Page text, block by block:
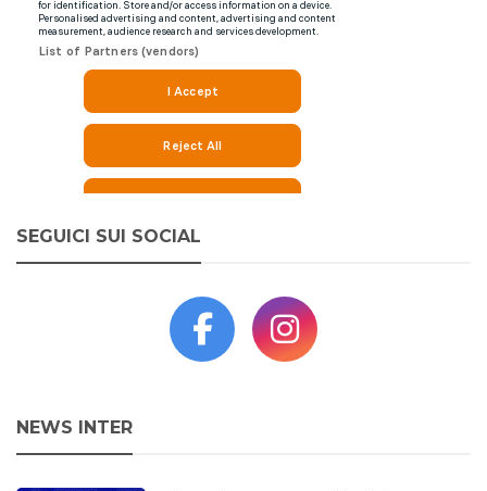
SEGUICI SUI SOCIAL
NEWS INTER